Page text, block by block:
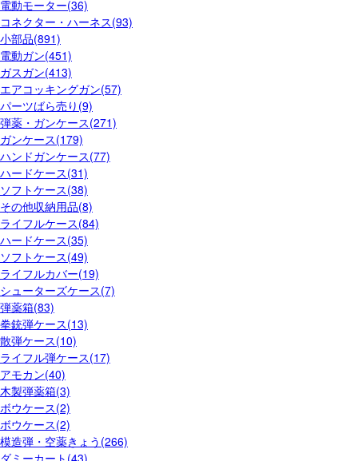
電動モーター(36)
コネクター・ハーネス(93)
小部品(891)
電動ガン(451)
ガスガン(413)
エアコッキングガン(57)
パーツばら売り(9)
弾薬・ガンケース(271)
ガンケース(179)
ハンドガンケース(77)
ハードケース(31)
ソフトケース(38)
その他収納用品(8)
ライフルケース(84)
ハードケース(35)
ソフトケース(49)
ライフルカバー(19)
シューターズケース(7)
弾薬箱(83)
拳銃弾ケース(13)
散弾ケース(10)
ライフル弾ケース(17)
アモカン(40)
木製弾薬箱(3)
ボウケース(2)
ボウケース(2)
模造弾・空薬きょう(266)